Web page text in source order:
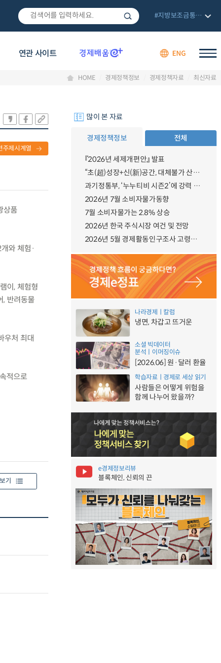
연관 사이트 ENG
#지방보조금통합관리망
HOME 경제정책정보 경제정책자료 최신자료
주제시계열
상품
와 체험·
이, 체험형
, 반려동물
우처 최대
적으로
기
많이 본 자료
경제정책정보 전체
『2026년 세제개편안』 발표
“초(超)성장+신(新)공간, 대체불가 산업강국”
과기정통부, ‘누누티비 시즌2’에 강력 대응 의지 밝혀
2026년 7월 소비자물가동향
7월 소비자물가는 2.8% 상승
2026년 한국 주식시장 여건 및 전망
2026년 5월 경제활동인구조사 고령층 부가조사 결과
나라경제ㅣ칼럼
냉면, 차갑고 뜨거운
소셜 빅데이터
분석ㅣ이머징이슈
[2026.06] 원·달러 환율
학습자료ㅣ경제로 세상 읽기
사람들은 어떻게 위험을
함께 나누어 왔을까?
e경제정보리뷰
블록체인, 신뢰의 끈